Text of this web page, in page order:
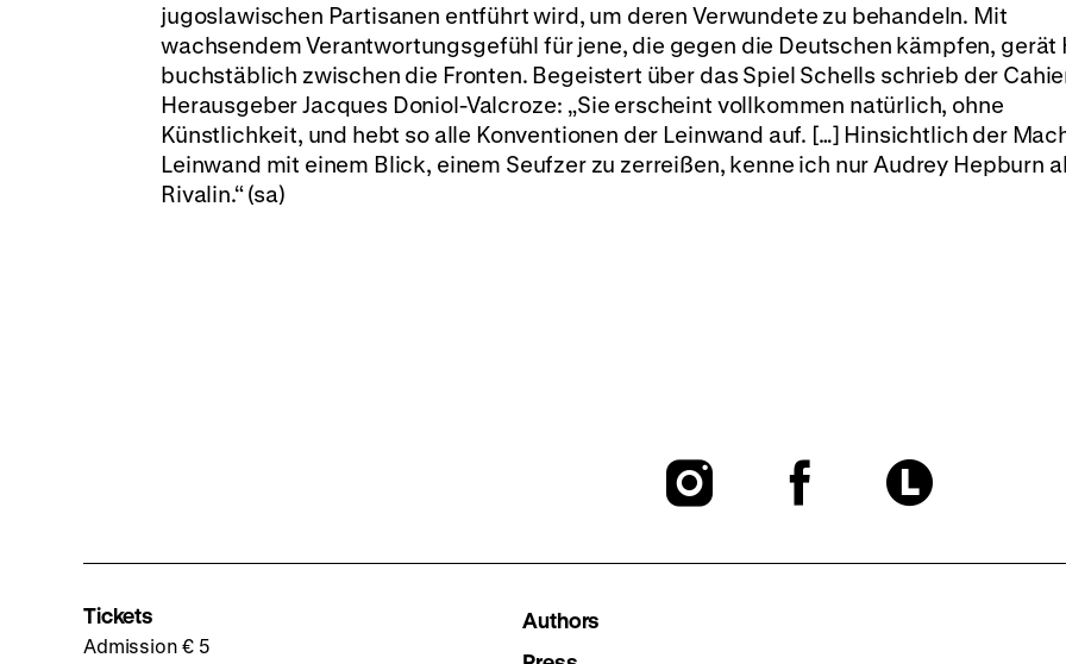
jugoslawischen Partisanen entführt wird, um deren Verwundete zu behandeln. Mit
wachsendem Verantwortungsgefühl für jene, die gegen die Deutschen kämpfen, gerät
buchstäblich zwischen die Fronten. Begeistert über das Spiel Schells schrieb der
Herausgeber Jacques Doniol-Valcroze: „Sie erscheint vollkommen natürlich, ohne
Künstlichkeit, und hebt so alle Konventionen der Leinwand auf. […] Hinsichtlich der
Leinwand mit einem Blick, einem Seufzer zu zerreißen, kenne ich nur Audrey Hepburn
Rivalin.“ (sa)
To
To
To
Tickets
Admission € 5
Authors